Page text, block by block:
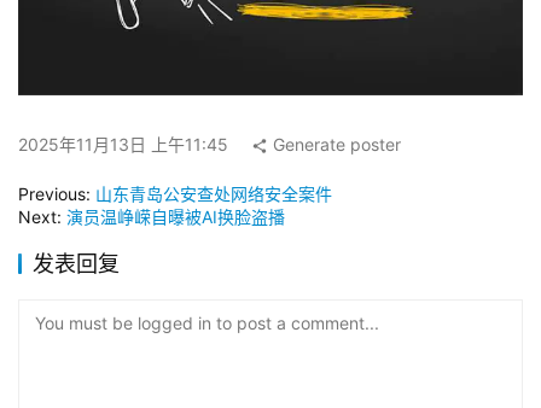
2025年11月13日 上午11:45 Generate poster
Previous: 山东青岛公安查处网络安全案件
Next: 演员温峥嵘自曝被AI换脸盗播
发表回复
You must be logged in to post a comment...